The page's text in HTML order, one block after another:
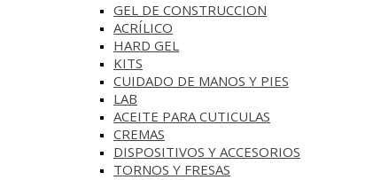
GEL DE CONSTRUCCION
ACRÍLICO
HARD GEL
KITS
CUIDADO DE MANOS Y PIES
LAB
ACEITE PARA CUTICULAS
CREMAS
DISPOSITIVOS Y ACCESORIOS
TORNOS Y FRESAS